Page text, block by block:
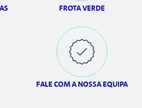
FROTA VERDE
FALE COM A NOSSA EQUIPA